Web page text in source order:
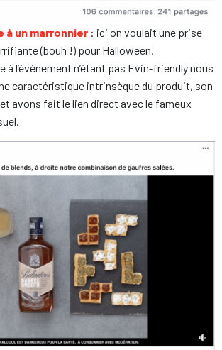
à un marronnier : ici on voulait une prise
(bouh !) pour Halloween.
à l’évènement n’étant pas Evin-friendly nous
caractéristique intrinsèque du produit, son
avons fait le lien direct avec le fameux